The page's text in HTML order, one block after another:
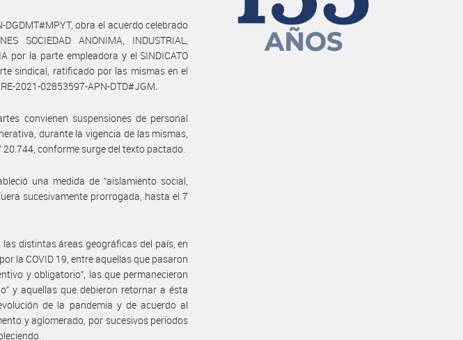
obra el acuerdo celebrado
SOCIEDAD ANONIMA, INDUSTRIAL,
por la parte empleadora y el SINDICATO
sindical, ratificado por las mismas en el
2021-02853597-APN-DTD#JGM.
convienen suspensiones de personal
durante la vigencia de las mismas,
20.744, conforme surge del texto pactado.
una medida de “aislamiento social,
sucesivamente prorrogada, hasta el 7
distintas áreas geográficas del país, en
la COVID 19, entre aquellas que pasaron
y obligatorio”, las que permanecieron
y aquellas que debieron retornar a ésta
de la pandemia y de acuerdo al
y aglomerado, por sucesivos periodos